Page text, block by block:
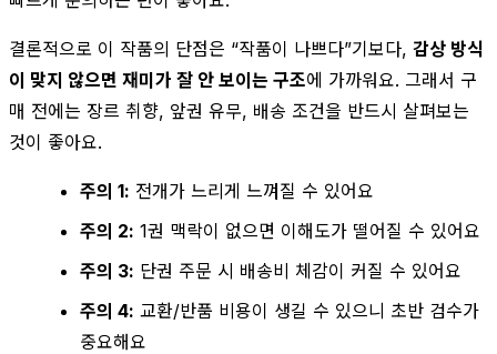
결론적으로 이 작품의 단점은 “작품이 나쁘다”기보다, 감상 방식
이 맞지 않으면 재미가 잘 안 보이는 구조에 가까워요. 그래서 구
매 전에는 장르 취향, 앞권 유무, 배송 조건을 반드시 살펴보는
것이 좋아요.
주의 1: 전개가 느리게 느껴질 수 있어요
주의 2: 1권 맥락이 없으면 이해도가 떨어질 수 있어요
주의 3: 단권 주문 시 배송비 체감이 커질 수 있어요
주의 4: 교환/반품 비용이 생길 수 있으니 초반 검수가
중요해요